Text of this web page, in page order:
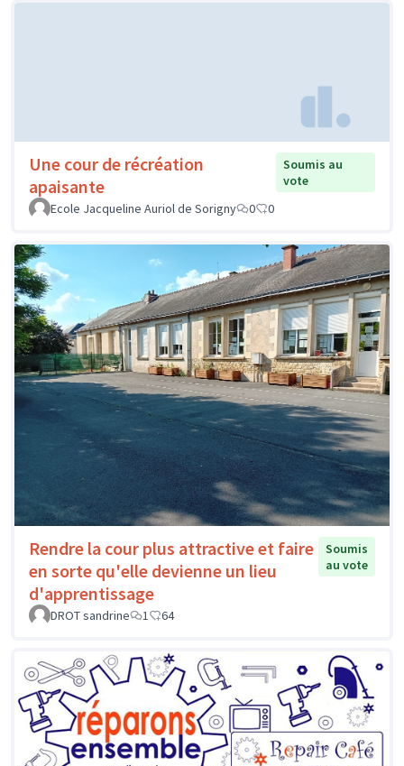
Une cour de récréation
apaisante
Soumis au
vote
Ecole Jacqueline Auriol de Sorigny
0 0
Rendre la cour plus attractive et faire
en sorte qu'elle devienne un lieu
d'apprentissage
Soumis
au vote
DROT sandrine 1 64